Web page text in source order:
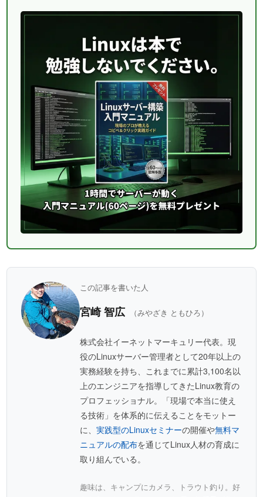
この記事を書いた人
宮崎 智広 （みやざき ともひろ）
株式会社イーネットマーキュリー代表。現
役のLinuxサーバー管理者として20年以上の
実務経験を持ち、これまでに累計3,100名以
上のエンジニアを指導してきたLinux教育の
プロフェッショナル。「現場で本当に使え
る技術」を体系的に伝えることをモットー
に、実践型のLinuxセミナーの開催や無料マ
ニュアルの配布を通じてLinux人材の育成に
取り組んでいる。
趣味は、キャンプにカメラ、トラウト釣り。好